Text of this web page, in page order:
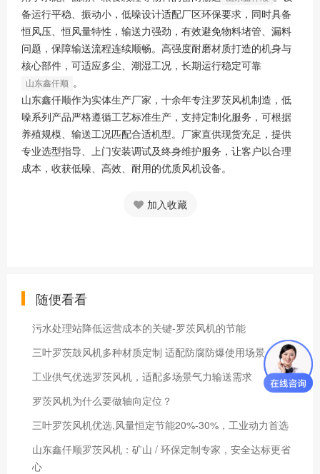
备运行平稳、振动小，低噪设计适配厂区环保要求，同时具备
恒风压、恒风量特性，输送力强劲，有效避免物料堵管、漏料
问题，保障输送流程连续顺畅。高强度耐磨材质打造的机身与
核心部件，可适应多尘、潮湿工况，长期运行稳定可靠
山东鑫仟顺 。
山东鑫仟顺作为实体生产厂家，十余年专注罗茨风机制造，低
噪系列产品严格遵循工艺标准生产，支持定制化服务，可根据
养殖规模、输送工况匹配合适机型。厂家直供现货充足，提供
专业选型指导、上门安装调试及终身维护服务，让客户以合理
成本，收获低噪、高效、耐用的优质风机设备。
加入收藏
随便看看
污水处理站降低运营成本的关键-罗茨风机的节能
三叶罗茨鼓风机多种材质定制 适配防腐防爆使用场景
工业供气优选罗茨风机，适配多场景气力输送需求
罗茨风机为什么要做轴向定位？
三叶罗茨风机优选,风量恒定节能20%-30%，工业动力首选
山东鑫仟顺罗茨风机：矿山 / 环保定制专家，安全达标更省
心